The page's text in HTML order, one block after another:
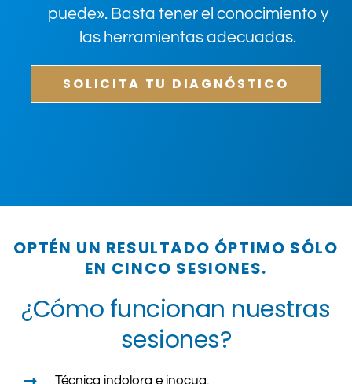
puede». Basta tener el conocimiento y
las herramientas adecuadas.
SOLICITA TU DIAGNÓSTICO
OPTÉN UN RESULTADO ÓPTIMO SÓLO
EN CINCO SESIONES.
¿Cómo funcionan nuestras
sesiones?
Técnica indolora e inocua.